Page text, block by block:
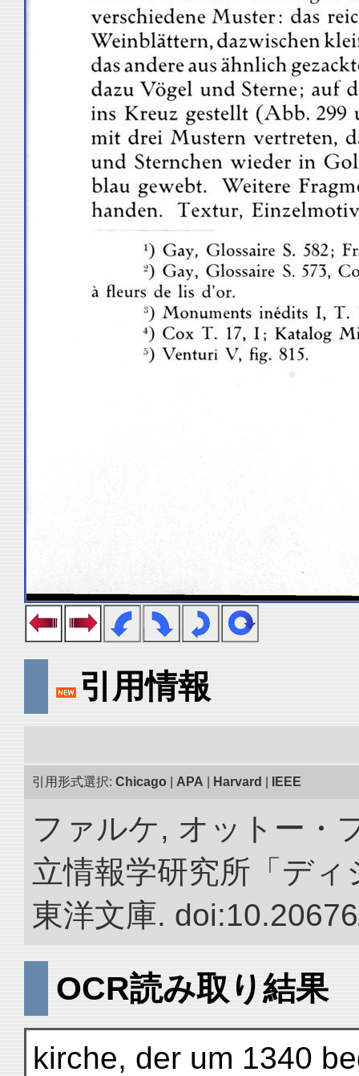
引用情報
引用形式選択: Chicago APA Harvard IEEE
ファルケ, オットー・
立情報学研究所「デ
東洋文庫.
OCR読み取り結果
kirche, der um 1340